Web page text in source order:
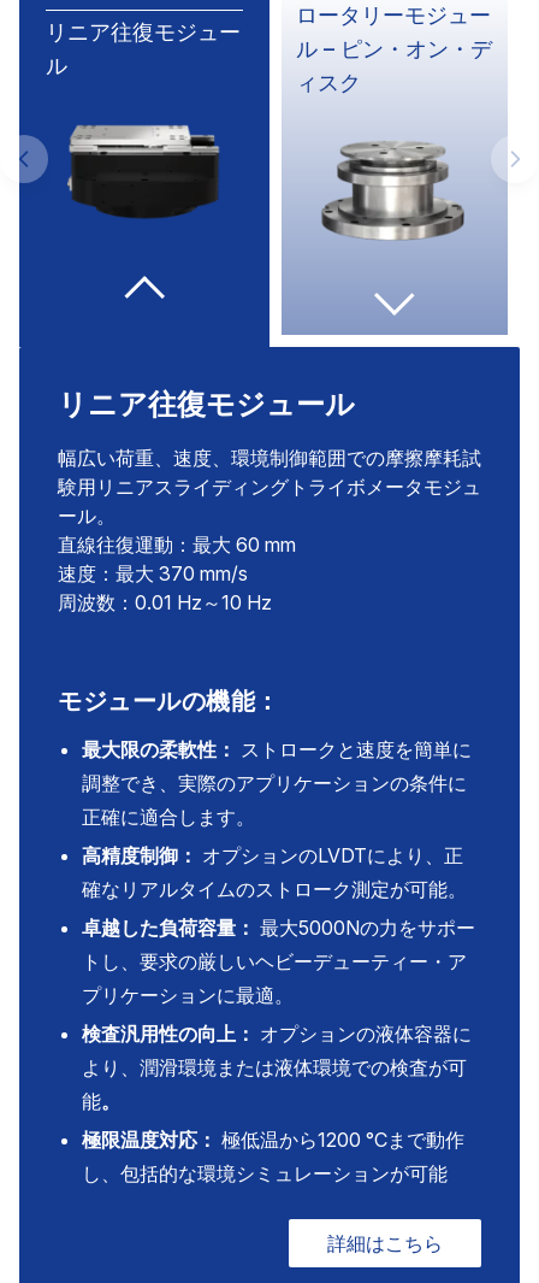
リニア往復モジュー
ル
ロータリーモジュー
ル – ピン・オン・デ
ィスク
リニア往復モジュール
幅広い荷重、速度、環境制御範囲での摩擦摩耗試
験用リニアスライディングトライボメータモジュ
ール。
直線往復運動：最大 60 mm
速度：最大 370 mm/s
周波数：0.01 Hz～10 Hz
モジュールの機能：
最大限の柔軟性： ストロークと速度を簡単に
調整でき、実際のアプリケーションの条件に
正確に適合します。
高精度制御： オプションのLVDTにより、正
確なリアルタイムのストローク測定が可能。
卓越した負荷容量： 最大5000Nの力をサポー
トし、要求の厳しいヘビーデューティー・ア
プリケーションに最適。
検査汎用性の向上： オプションの液体容器に
より、潤滑環境または液体環境での検査が可
能。
極限温度対応： 極低温から1200 °Cまで動作
し、包括的な環境シミュレーションが可能
詳細はこちら